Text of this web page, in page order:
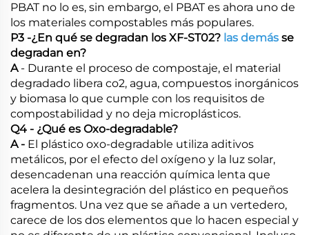
PBAT no lo es, sin embargo, el PBAT es ahora uno de
los materiales compostables más populares.
P3 -¿En qué se degradan los XF-ST02? las demás se
degradan en?
A - Durante el proceso de compostaje, el material
degradado libera co2, agua, compuestos inorgánicos
y biomasa lo que cumple con los requisitos de
compostabilidad y no deja microplásticos.
Q4 - ¿Qué es Oxo-degradable?
A - El plástico oxo-degradable utiliza aditivos
metálicos, por el efecto del oxígeno y la luz solar,
desencadenan una reacción química lenta que
acelera la desintegración del plástico en pequeños
fragmentos. Una vez que se añade a un vertedero,
carece de los dos elementos que lo hacen especial y